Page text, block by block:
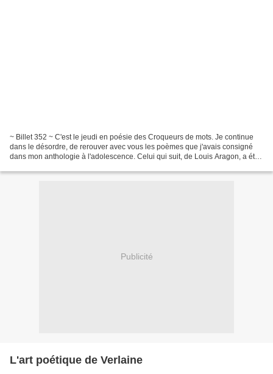
~ Billet 352 ~ C'est le jeudi en poésie des Croqueurs de mots. Je continue
dans le désordre, de rerouver avec vous les poèmes que j'avais consigné
dans mon anthologie à l'adolescence. Celui qui suit, de Louis Aragon, a été
Publicité
L'art poétique de Verlaine